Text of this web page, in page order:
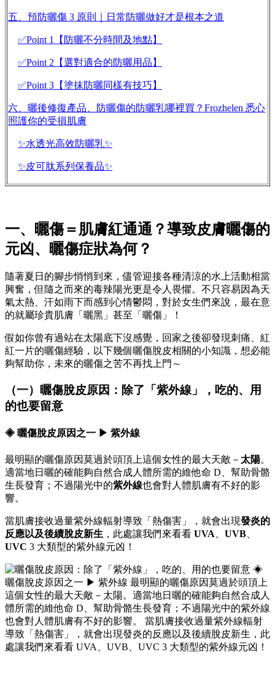
五、預防曬傷 3 原則｜日常防曬做好才是根本之道
✅Point 1【防曬不分時間及地點】
✅Point 2【選對適合的防曬用品】
✅Point 3【塗抹防曬同樣有技巧】
六、曬後修復產品、防曬傷的防曬乳哪裡買？Frozhelen 悉心
照護你的受損肌膚
✨水透光高效防曬乳✨
✨皮可肽系列保養品✨
一、 曬傷＝肌膚紅通通？導致皮膚曬傷的
元凶、
曬傷症狀為何？
隨著夏日的腳步悄悄到來，儘管迎接各種清涼的水上活動相當
興奮，但隨之而來的毒辣陽光更是令人畏懼。不只容易因為天
氣太熱、汗如雨下而感到心情鬱悶，對於女生們來說，最在意
的就屬珍貴肌膚「曬黑」甚至「曬傷」！
假如你曾有過站在太陽底下沒感覺，回家之後卻發現刺痛、紅
紅一片的曬傷經驗，以下幾個曬傷脫皮相關的小知識，想必能
夠幫助你，未來的曬傷之苦不再找上門～
（一） 曬傷脫皮原因 ：除了「紫外線」，吃的、用
的也要留意
◈ 曬傷脫皮原因之一 ▶ 紫外線
最明顯的曬傷原因莫過於頭頂上這個女性的最大天敵－ 太陽。
適當地日曬的確能夠自然合成人體所需的維他命 D、幫助骨骼
生長發育；不過陽光中的紫外線也會對人體肌膚有不好的影
響。
當肌膚接收過量紫外線輻射導致「熱傷害」，就會出現發炎的
反應以及後續脫皮新生 ，此處讓我們來看看 UVA UVB
UVC 3 大類型的紫外線元凶！